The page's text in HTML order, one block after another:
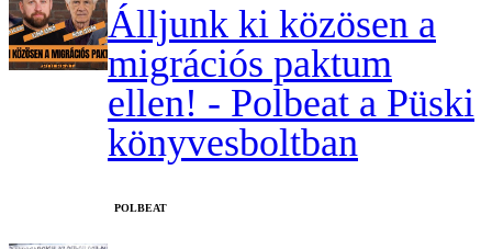
Álljunk ki közösen a
migrációs paktum
ellen! - Polbeat a Püski
könyvesboltban
‎POLBEAT